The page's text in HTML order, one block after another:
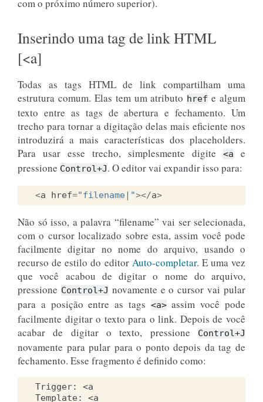
com o próximo número superior).
Inserindo uma tag de link HTML
[<a]
Todas as tags HTML de link compartilham uma
estrutura comum. Elas tem um atributo href e algum
texto entre as tags de abertura e fechamento. Um
trecho para tornar a digitação delas mais eficiente nos
introduzirá a mais características dos placeholders.
Para usar esse trecho, simplesmente digite
<a
e
pressione Control+J. O editor vai expandir isso para:
<a href="filename|"></a>
Não só isso, a palavra “filename” vai ser selecionada,
com o cursor localizado sobre esta, assim você pode
facilmente digitar no nome do arquivo, usando o
recurso de estilo do editor Auto-completar. E uma vez
que você acabou de digitar o nome do arquivo,
pressione Control+J novamente e o cursor vai pular
para a posição entre as tags <a>assim você pode
facilmente digitar o texto para o link. Depois de você
acabar de digitar o texto, pressione
Control+J
novamente para pular para o ponto depois da tag de
fechamento. Esse fragmento é definido como:
Trigger: <a
Template: <a